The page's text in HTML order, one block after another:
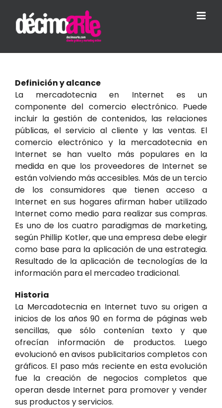
content
Definición y alcance
La mercadotecnia en Internet es un
componente del comercio electrónico. Puede
incluir la gestión de contenidos, las relaciones
públicas, el servicio al cliente y las ventas. El
comercio electrónico y la mercadotecnia en
Internet se han vuelto más populares en la
medida en que los proveedores de Internet se
están volviendo más accesibles. Más de un tercio
de los consumidores que tienen acceso a
Internet en sus hogares afirman haber utilizado
Internet como medio para realizar sus compras.
Es uno de los cuatro paradigmas de marketing,
según Phillip Kotler, que una empresa debe elegir
como base para la aplicación de una estrategia.
Resultado de la aplicación de tecnologías de la
información para el mercadeo tradicional.
Historia
La Mercadotecnia en Internet tuvo su origen a
inicios de los años 90 en forma de páginas web
sencillas, que sólo contenían texto y que
ofrecían información de productos. Luego
evolucionó en avisos publicitarios completos con
gráficos. El paso más reciente en esta evolución
fue la creación de negocios completos que
operan desde Internet para promover y vender
sus productos y servicios.